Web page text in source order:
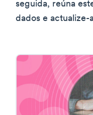
seguida, reúna
dados e actualize-